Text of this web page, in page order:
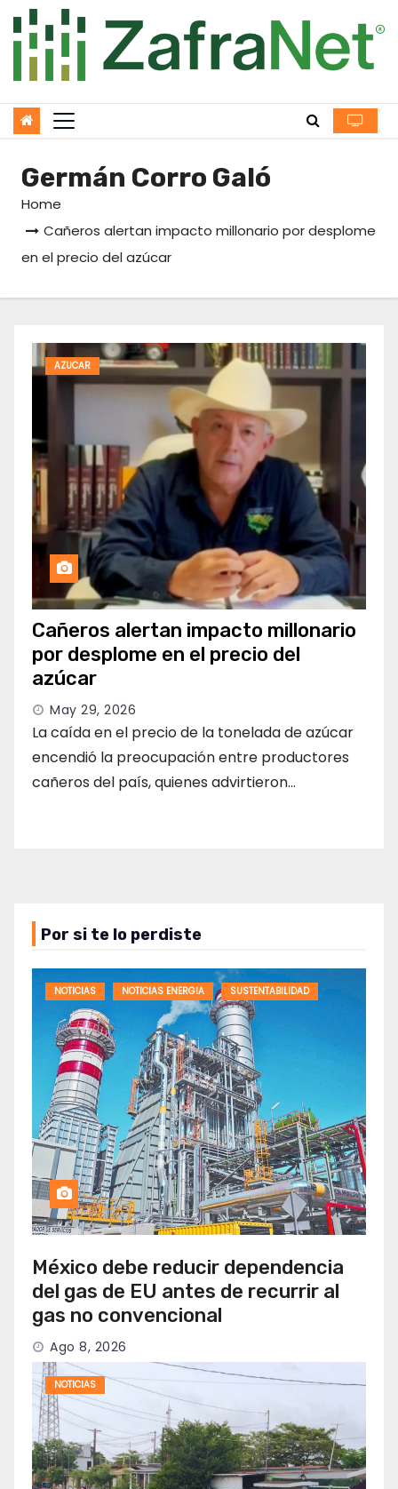
to
content
Germán Corro Galó
Home
Cañeros alertan impacto millonario por desplome
en el precio del azúcar
AZUCAR
Cañeros alertan impacto millonario
por desplome en el precio del
azúcar
May 29, 2026
La caída en el precio de la tonelada de azúcar
encendió la preocupación entre productores
cañeros del país, quienes advirtieron…
Por si te lo perdiste
NOTICIAS NOTICIAS ENERGIA SUSTENTABILIDAD
México debe reducir dependencia
del gas de EU antes de recurrir al
gas no convencional
Ago 8, 2026
NOTICIAS